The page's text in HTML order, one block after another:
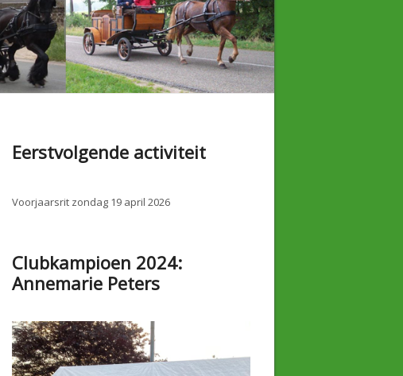
Eerstvolgende activiteit
Voorjaarsrit zondag 19 april 2026
Clubkampioen 2024:
Annemarie Peters